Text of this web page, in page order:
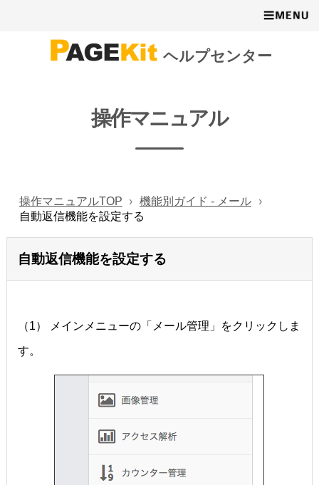
ヘルプセンター
操作マニュアル
操作マニュアルTOP
機能別ガイド - メール
自動返信機能を設定する
自動返信機能を設定する
（1） メインメニューの「メール管理」をクリックしま
す。